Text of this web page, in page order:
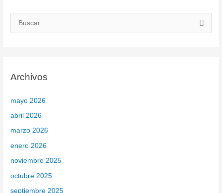
a
o
r
:
Archivos
mayo 2026
abril 2026
marzo 2026
enero 2026
noviembre 2025
octubre 2025
septiembre 2025